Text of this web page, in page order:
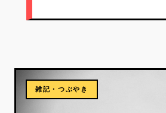
雑記・つぶやき